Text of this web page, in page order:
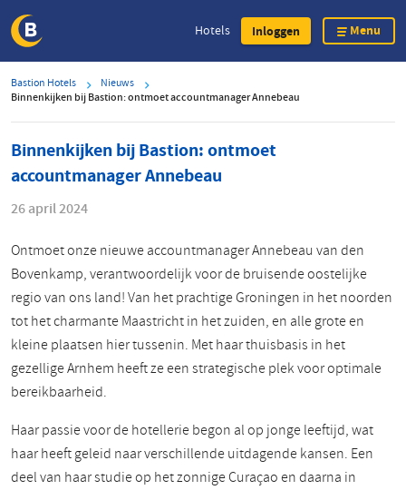
en
naar
de
Hotels Inloggen Menu
Bastion Hotels
Nieuws
Binnenkijken bij Bastion: ontmoet accountmanager Annebeau
Binnenkijken bij Bastion: ontmoet
accountmanager Annebeau
26 april 2024
Ontmoet onze nieuwe accountmanager Annebeau van den
Bovenkamp, verantwoordelijk voor de bruisende oostelijke
regio van ons land! Van het prachtige Groningen in het noorden
tot het charmante Maastricht in het zuiden, en alle grote en
kleine plaatsen hier tussenin. Met haar thuisbasis in het
gezellige Arnhem heeft ze een strategische plek voor optimale
bereikbaarheid.
Haar passie voor de hotellerie begon al op jonge leeftijd, wat
haar heeft geleid naar verschillende uitdagende kansen. Een
deel van haar studie op het zonnige Curaçao en daarna in